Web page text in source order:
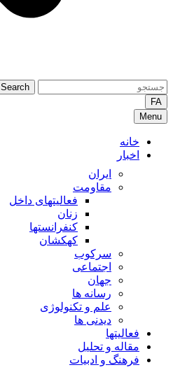
Search
FA
Menu
خانه
اخبار
ایران
مقاومت
فعالیتهای داخل
زنان
کنفرانستها
کهکشان
سرکوب
اجتماعی
جهان
رسانه ها
علم و تکنولوژی
دیدنی ها
فعالیتها
مقاله و تحلیل
فرهنگ و ادبیات